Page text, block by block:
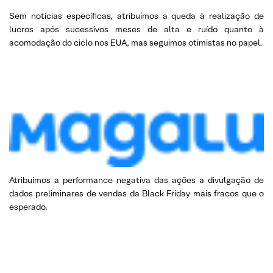
Sem notícias específicas, atribuímos a queda à realização de
lucros após sucessivos meses de alta e ruído quanto à
acomodação do ciclo nos EUA, mas seguimos otimistas no papel.
Atribuímos a performance negativa das ações a divulgação de
dados preliminares de vendas da Black Friday mais fracos que o
esperado.